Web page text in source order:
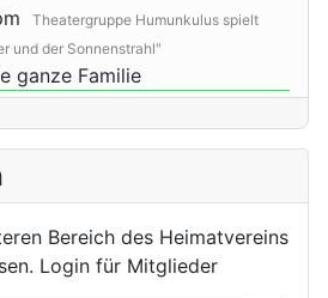
Theatergruppe Humunkulus spielt
und der Sonnenstrahl"
ganze Familie
Bereich des Heimatvereins
Login für Mitglieder